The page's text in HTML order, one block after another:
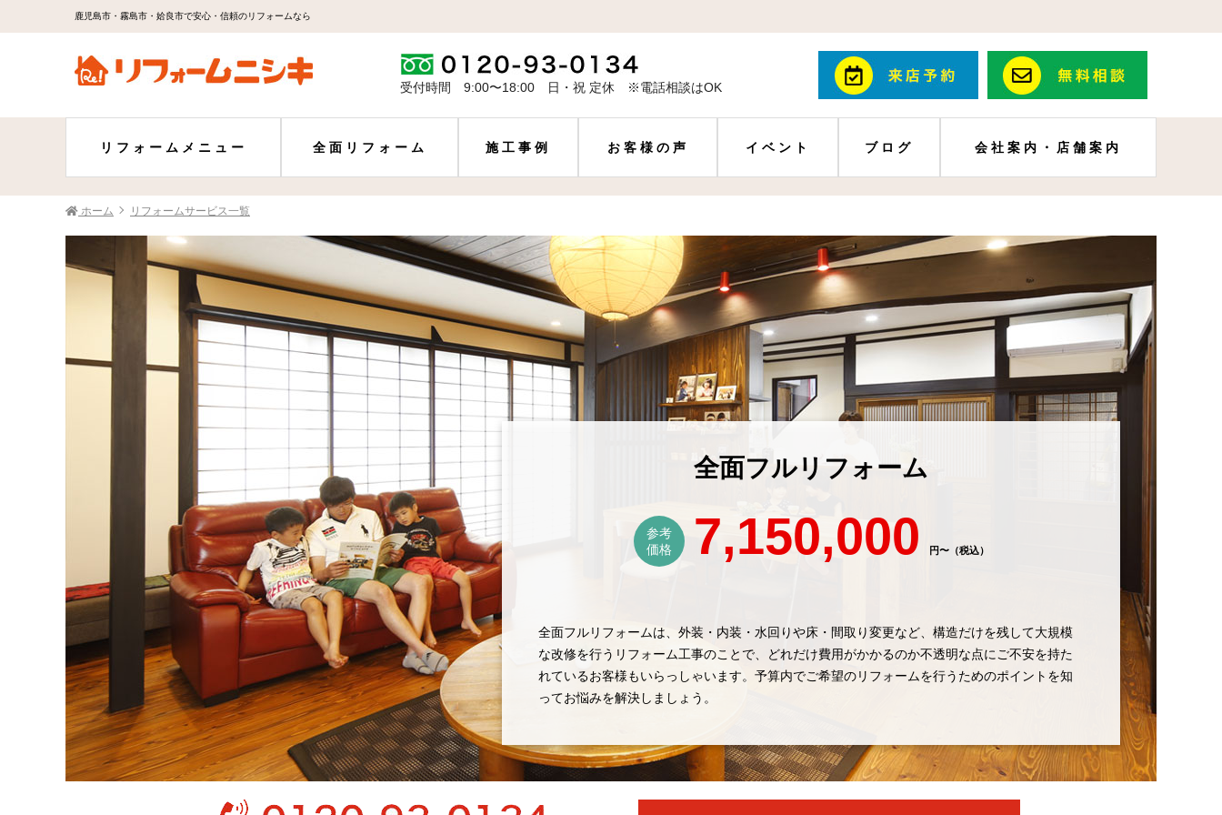
鹿児島市・霧島市・姶良市で安心・信頼のリフォームなら
受付時間 9:00〜18:00 日・祝 定休 ※電話相談はOK
リフォームメニュー 全面リフォーム 施工事例 お客様の声 イベント ブログ 会社案内・店舗案内
ホーム リフォームサービス一覧
全面フルリフォーム
参考
価格
7,150,000 円〜（税込）
全面フルリフォームは、外装・内装・水回りや床・間取り変更など、構造だけを残して大規模
な改修を行うリフォーム工事のことで、どれだけ費用がかかるのか不透明な点にご不安を持た
れているお客様もいらっしゃいます。予算内でご希望のリフォームを行うためのポイントを知
ってお悩みを解決しましょう。